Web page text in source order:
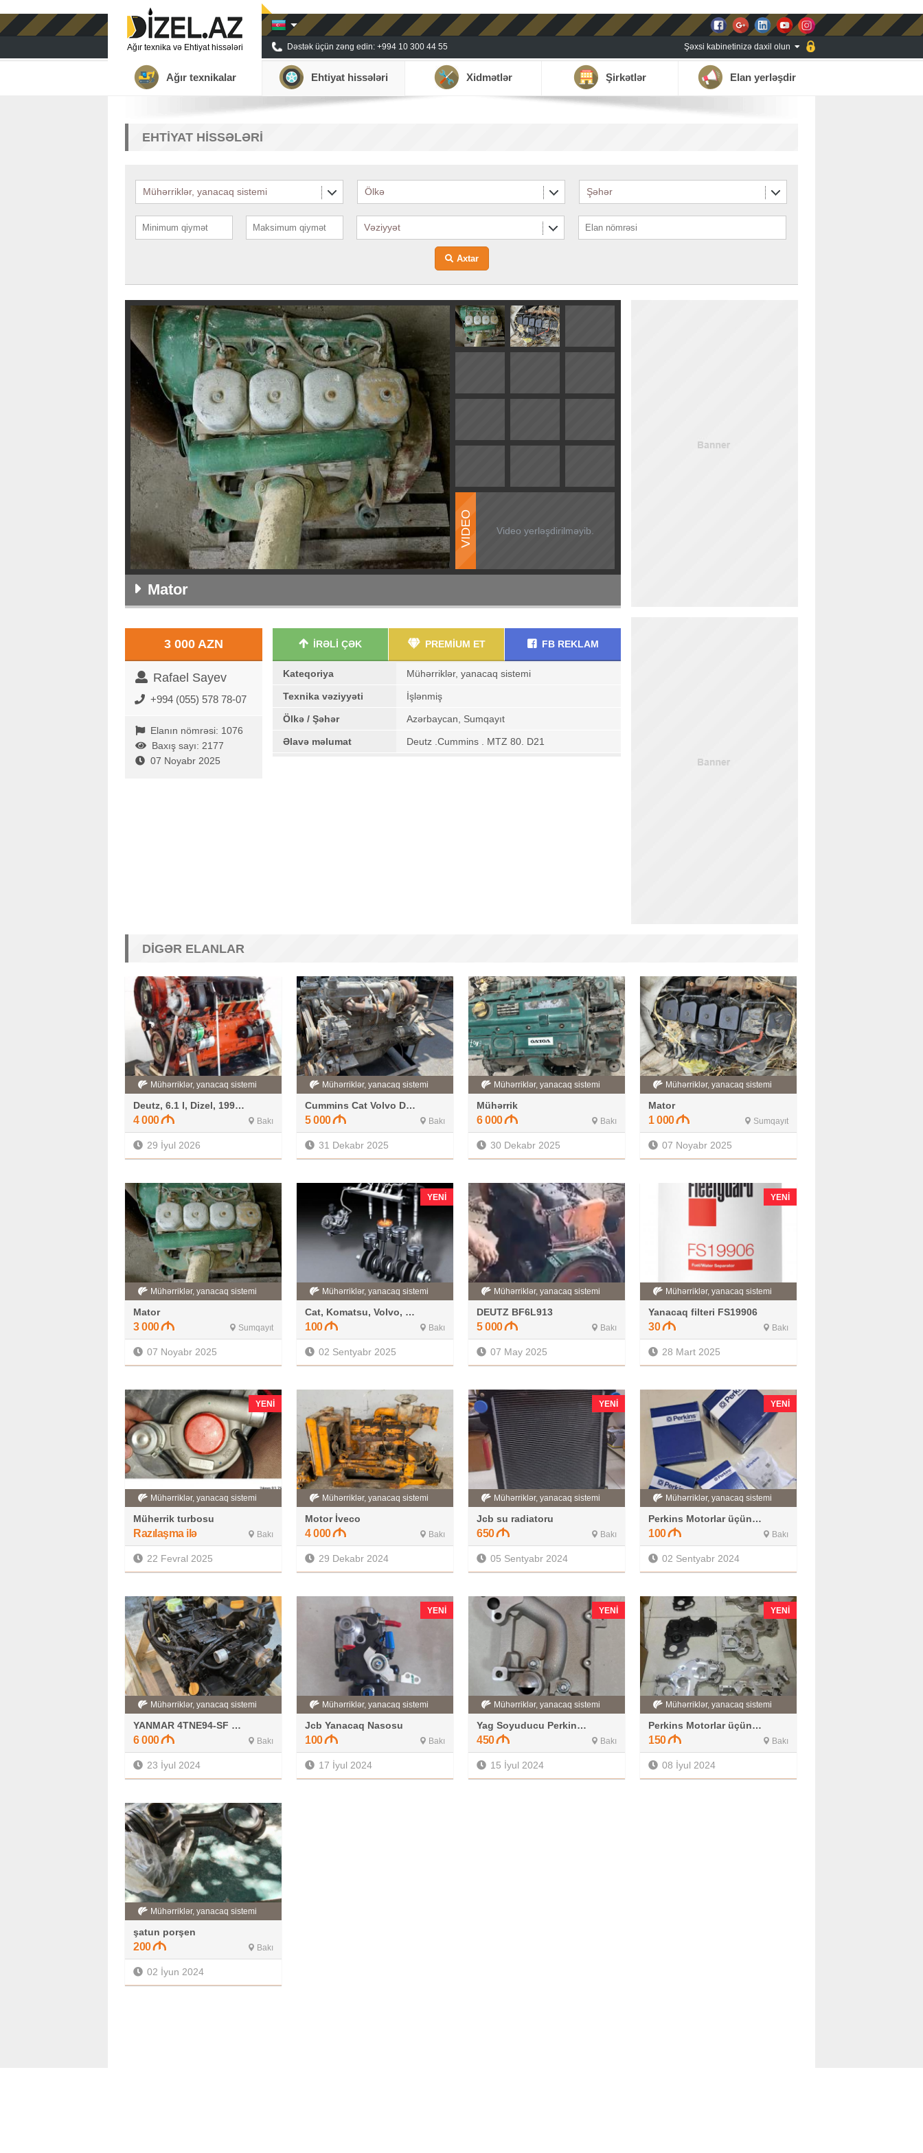
Ağır texnika və Ehtiyat hissələri Dəstək üçün zəng edin: +994 10 300 44 55 Şəxsi kabinetinizə daxil olun
Ağır texnikalar Ehtiyat hissələri Xidmətlər Şirkətlər Elan yerləşdir
EHTIYAT HISSƏLƏRI
Mühərriklər, yanacaq sistemi Ölkə Şəhər
Vəziyyət
Axtar
VIDEO Video yerləşdirilməyib.
Mator
3 000 AZN
Rafael Sayev
+994 (055) 578 78-07
Elanın nömrəsi: 1076
Baxış sayı: 2177
07 Noyabr 2025
İRƏLİ ÇƏK PREMİUM ET FB REKLAM
Kateqoriya Mühərriklər, yanacaq sistemi
Texnika vəziyyəti İşlənmiş
Ölkə / Şəhər Azərbaycan, Sumqayıt
Əlavə məlumat Deutz .Cummins . MTZ 80. D21
DIGƏR ELANLAR
Mühərriklər, yanacaq sistemi
Deutz, 6.1 l, Dizel, 1993 il, İşlənmiş
4 000 Bakı
29 İyul 2026
Mühərriklər, yanacaq sistemi
Cummins Cat Volvo Deutz
5 000 Bakı
31 Dekabr 2025
Mühərriklər, yanacaq sistemi
Mühərrik
6 000 Bakı
30 Dekabr 2025
Mühərriklər, yanacaq sistemi
Mator
1 000 Sumqayıt
07 Noyabr 2025
Mühərriklər, yanacaq sistemi
Mator
3 000 Sumqayıt
07 Noyabr 2025
YENI
Mühərriklər, yanacaq sistemi
Cat, Komatsu, Volvo, Hitachi və digər
100 Bakı
02 Sentyabr 2025
Mühərriklər, yanacaq sistemi
DEUTZ BF6L913
5 000 Bakı
07 May 2025
YENI
Mühərriklər, yanacaq sistemi
Yanacaq filteri FS19906
30 Bakı
28 Mart 2025
YENI
Mühərriklər, yanacaq sistemi
Müherrik turbosu
Razılaşma ilə Bakı
22 Fevral 2025
Mühərriklər, yanacaq sistemi
Motor İveco
4 000 Bakı
29 Dekabr 2024
YENI
Mühərriklər, yanacaq sistemi
Jcb su radiatoru
650 Bakı
05 Sentyabr 2024
YENI
Mühərriklər, yanacaq sistemi
Perkins Motorlar üçün orginal hissələr
100 Bakı
02 Sentyabr 2024
Mühərriklər, yanacaq sistemi
YANMAR 4TNE94-SF Mühərrik
6 000 Bakı
23 İyul 2024
YENI
Mühərriklər, yanacaq sistemi
Jcb Yanacaq Nasosu
100 Bakı
17 İyul 2024
YENI
Mühərriklər, yanacaq sistemi
Yag Soyuducu Perkins motor
450 Bakı
15 İyul 2024
YENI
Mühərriklər, yanacaq sistemi
Perkins Motorlar üçün ön qapaq
150 Bakı
08 İyul 2024
Mühərriklər, yanacaq sistemi
şatun porşen
200 Bakı
02 İyun 2024